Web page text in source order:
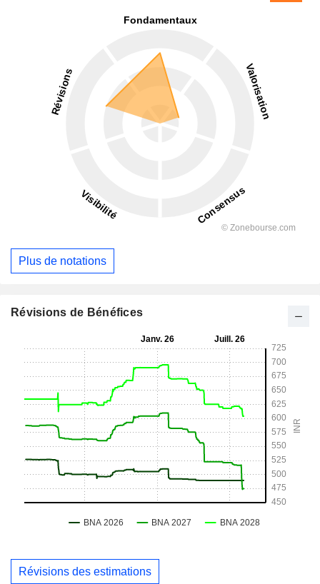
Plus de notations
Révisions de Bénéfices
Révisions des estimations